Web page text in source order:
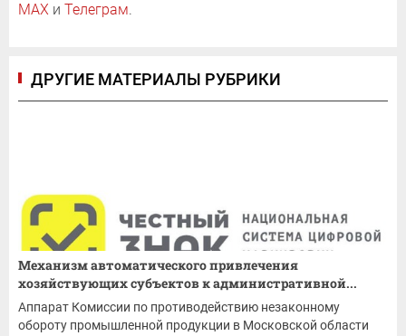
MAX и Телеграм.
ДРУГИЕ МАТЕРИАЛЫ РУБРИКИ
Механизм автоматического привлечения
хозяйствующих субъектов к административной...
Аппарат Комиссии по противодействию незаконному
обороту промышленной продукции в Московской области